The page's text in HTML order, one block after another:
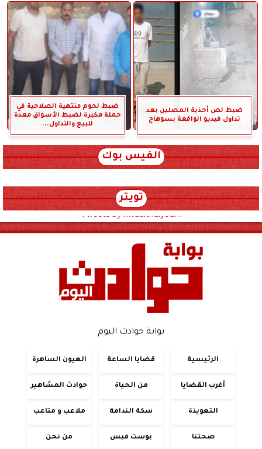
ضبط لص أحذية المصلين بعد
تداول فيديو الواقعة بسوهاج
ضبط لحوم منتهية الصلاحية في
حملة مكبرة لضبط الأسواق معدة
للبيع والتداول...
الفيس بوك
تويتر
Tweets by hwadithalyoum
بوابة حوادث اليوم
الرئيسية قضايا الساعة العيون الساهرة
أغرب القضايا من الحياة حوادث المشاهير
التعويذة سكة الندامة ملاعب و متاعب
صحتنا بوست فيس من نحن